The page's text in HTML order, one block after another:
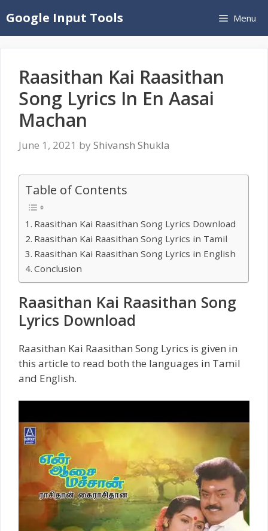
to
content
Google Input Tools Menu
Raasithan Kai Raasithan
Song Lyrics In En Aasai
Machan
June 1, 2021 by Shivansh Shukla
Table of Contents
Raasithan Kai Raasithan Song Lyrics Download
Raasithan Kai Raasithan Song Lyrics in Tamil
Raasithan Kai Raasithan Song Lyrics in English
Conclusion
Raasithan Kai Raasithan Song
Lyrics Download
Raasithan Kai Raasithan Song Lyrics is given in
this article to read both the languages in Tamil
and English.